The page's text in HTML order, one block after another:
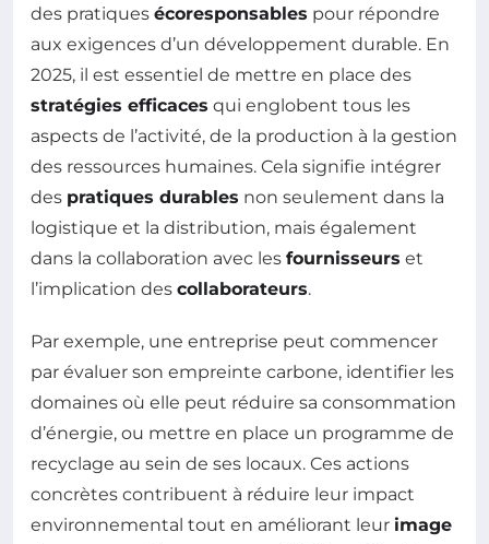
des pratiques écoresponsables pour répondre
aux exigences d’un développement durable. En
2025, il est essentiel de mettre en place des
stratégies efficaces qui englobent tous les
aspects de l’activité, de la production à la gestion
des ressources humaines. Cela signifie intégrer
des pratiques durables non seulement dans la
logistique et la distribution, mais également
dans la collaboration avec les fournisseurs et
l’implication des collaborateurs.
Par exemple, une entreprise peut commencer
par évaluer son empreinte carbone, identifier les
domaines où elle peut réduire sa consommation
d’énergie, ou mettre en place un programme de
recyclage au sein de ses locaux. Ces actions
concrètes contribuent à réduire leur impact
environnemental tout en améliorant leur image